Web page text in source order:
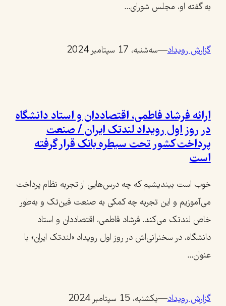
به گفته او، مجلس شورای…
گزارش رویداد—سه‌شنبه، 17 سپتامبر 2024
ارائه فرشاد فاطمی، اقتصاددان و استاد دانشگاه
در روز اول رویداد لندتک ایران / صنعت
پرداخت کشور تحت سیطره بانک قرار گرفته
است
خوب است بیندیشیم که چه درس‌هایی از تجربه نظام پرداخت
می‌آموزیم و این تجربه چه کمکی به صنعت فین‌تک و به‌طور
خاص لندتک می‌کند. فرشاد فاطمی، اقتصاددان و استاد
دانشگاه، در سخنرانی‌اش در روز اول رویداد «لندتک ایران» با
عنوان…
گزارش رویداد—یکشنبه، 15 سپتامبر 2024